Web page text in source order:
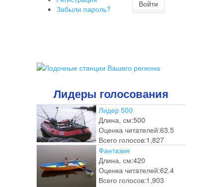
Забыли пароль?
Войти
Лидеры голосования
Лидер 500
Длина, см:500
Оценка читателей:63.5
Всего голосов:1,827
Фантазия
Длина, см:420
Оценка читателей:62.4
Всего голосов:1,903